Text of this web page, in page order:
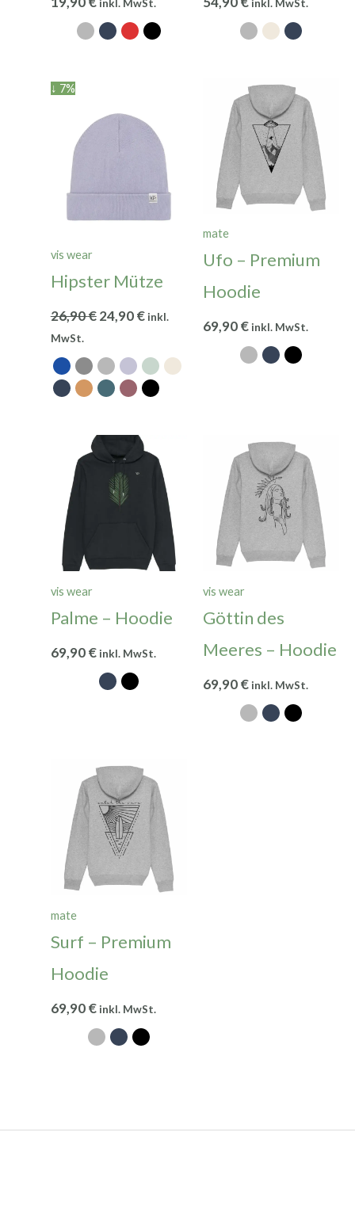
inkl. MwSt. inkl. MwSt.
↓ 7%
vis wear
Hipster Mütze
26,90€
war:
24,90€
ist:
24,90 €.
inkl.
MwSt.
mate
Ufo – Premium
Hoodie
69,90€ inkl. MwSt.
vis wear
Palme – Hoodie
69,90€ inkl. MwSt.
vis wear
Göttin des
Meeres – Hoodie
69,90€ inkl. MwSt.
mate
Surf – Premium
Hoodie
69,90€ inkl. MwSt.